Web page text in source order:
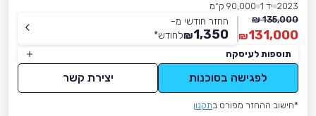
2023 יד 1
90,000 ק״מ
135,000 ₪
131,000
₪
החזר חודשי מ-
1,350
₪לחודש*
תוספות לעיסקה
לפגישה בסוכנות יצירת קשר
*חישוב ההחזר מפורט בתקנון